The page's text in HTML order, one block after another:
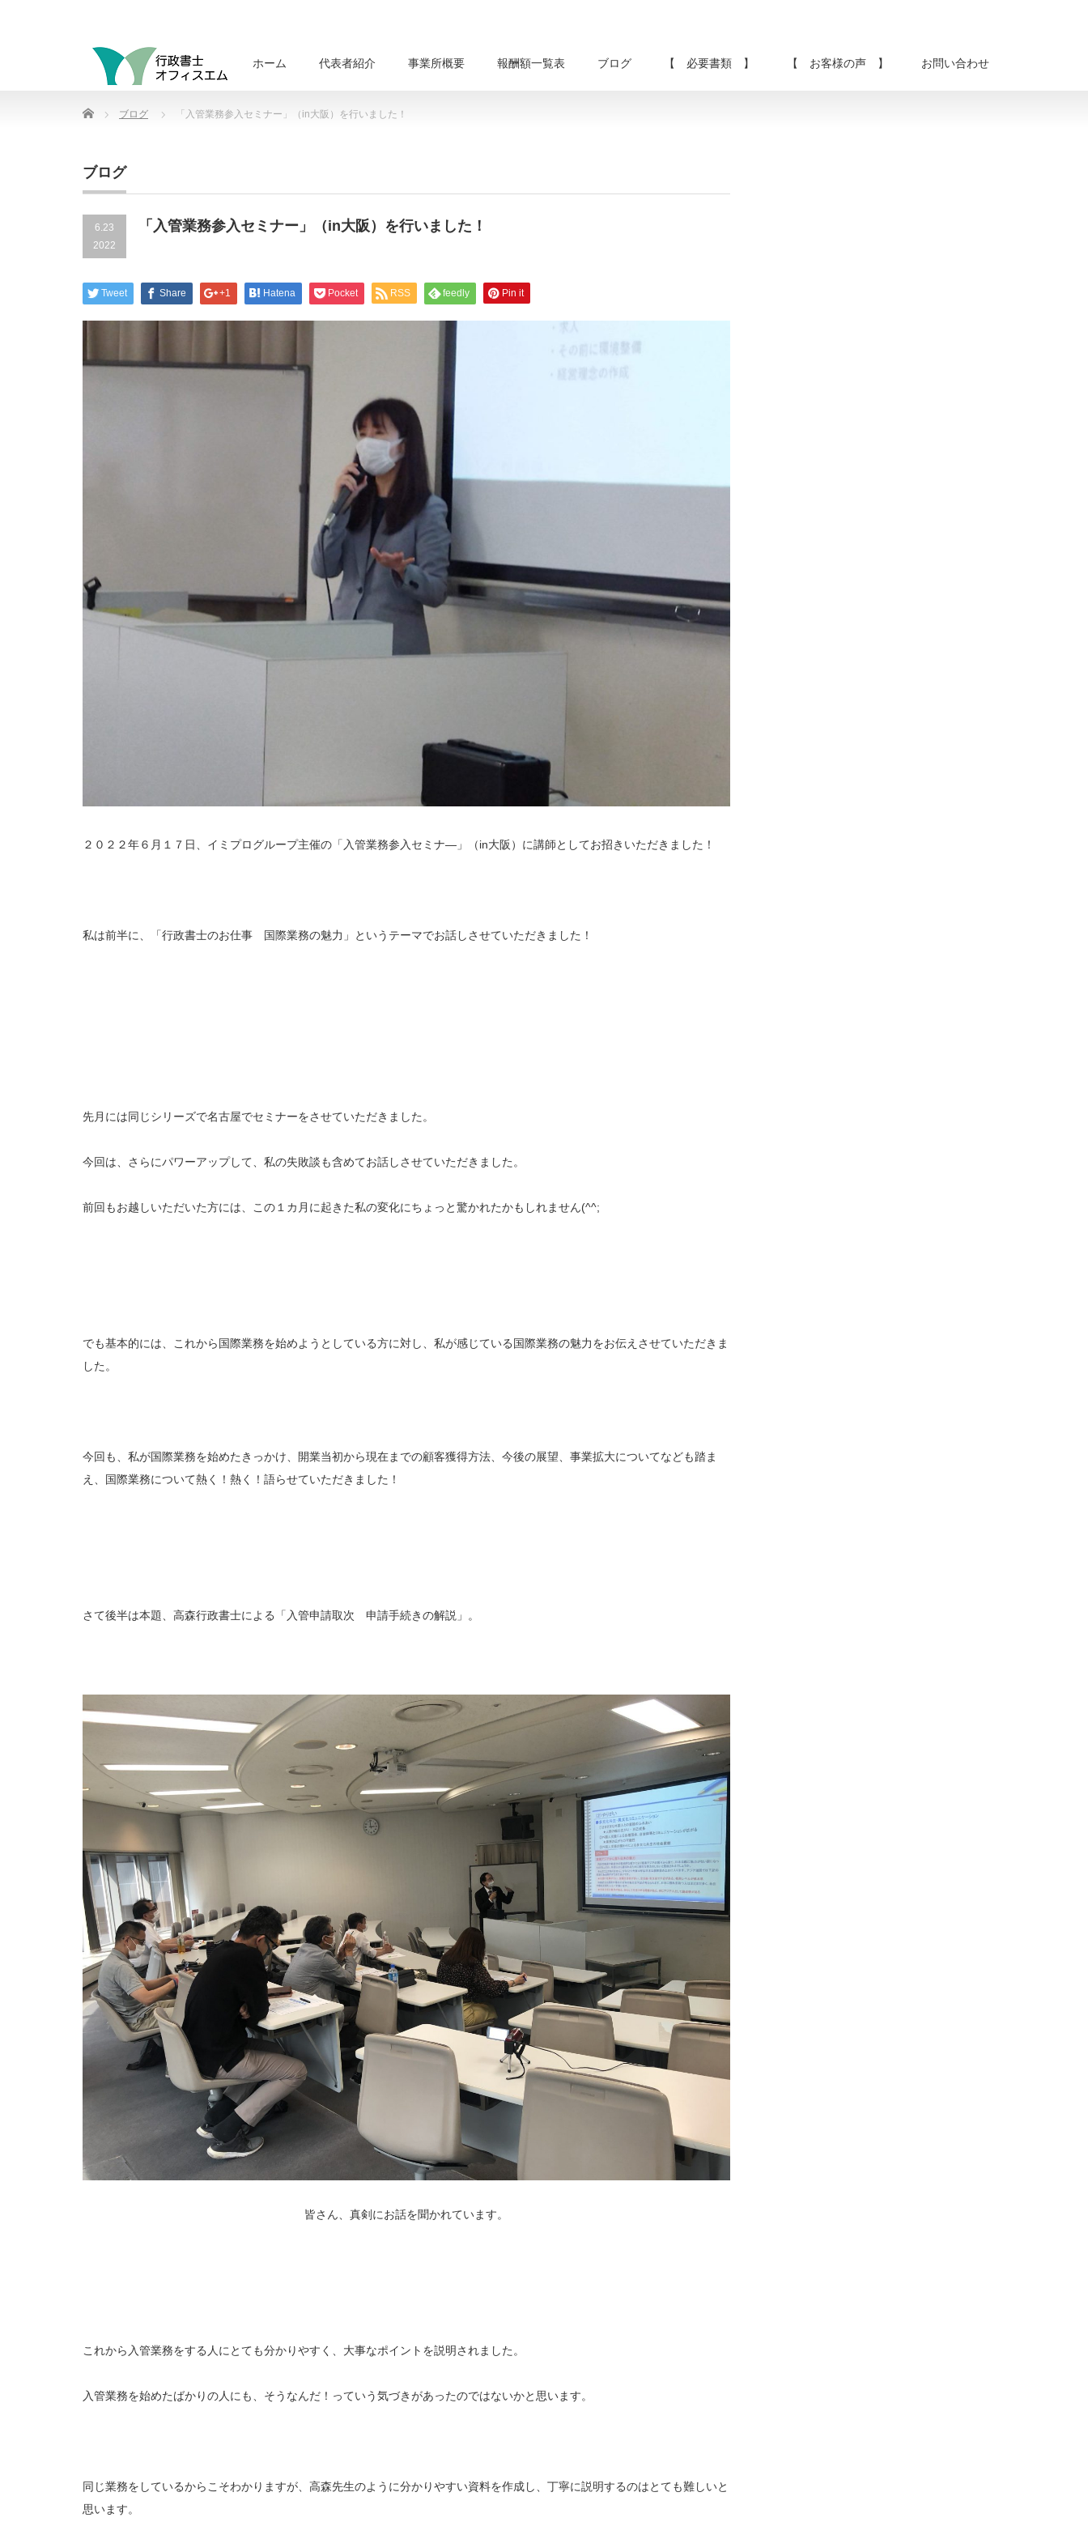
ホーム 代表者紹介 事業所概要 報酬額一覧表 ブログ 【 必要書類 】 【 お客様の声 】 お問い合わせ
Home ブログ 「入管業務参入セミナー」（in大阪）を行いました！
ブログ
6.23
2022
「入管業務参入セミナー」（in大阪）を行いました！
Tweet Share +1 Hatena Pocket RSS feedly Pin it
２０２２年６月１７日、イミプログループ主催の「入管業務参入セミナ―」（in大阪）に講師としてお招きいただきました！
私は前半に、「行政書士のお仕事 国際業務の魅力」というテーマでお話しさせていただきました！
先月には同じシリーズで名古屋でセミナーをさせていただきました。
今回は、さらにパワーアップして、私の失敗談も含めてお話しさせていただきました。
前回もお越しいただいた方には、この１カ月に起きた私の変化にちょっと驚かれたかもしれません(^^;
でも基本的には、これから国際業務を始めようとしている方に対し、私が感じている国際業務の魅力をお伝えさせていただきま
した。
今回も、私が国際業務を始めたきっかけ、開業当初から現在までの顧客獲得方法、今後の展望、事業拡大についてなども踏ま
え、国際業務について熱く！熱く！語らせていただきました！
さて後半は本題、高森行政書士による「入管申請取次 申請手続きの解説」。
皆さん、真剣にお話を聞かれています。
これから入管業務をする人にとても分かりやすく、大事なポイントを説明されました。
入管業務を始めたばかりの人にも、そうなんだ！っていう気づきがあったのではないかと思います。
同じ業務をしているからこそわかりますが、高森先生のように分かりやすい資料を作成し、丁寧に説明するのはとても難しいと
思います。